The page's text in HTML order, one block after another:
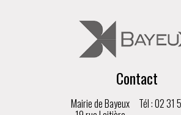
Contact
Mairie de Bayeux Tél : 02 31